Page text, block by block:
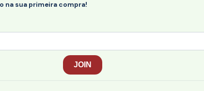
na sua primeira compra!